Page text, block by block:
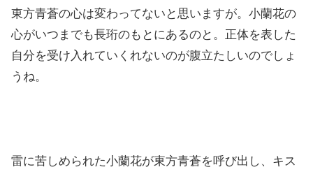
東方青蒼の心は変わってないと思いますが。小蘭花の
心がいつまでも長珩のもとにあるのと。正体を表した
自分を受け入れていくれないのが腹立たしいのでしょ
うね。
雷に苦しめられた小蘭花が東方青蒼を呼び出し、キス